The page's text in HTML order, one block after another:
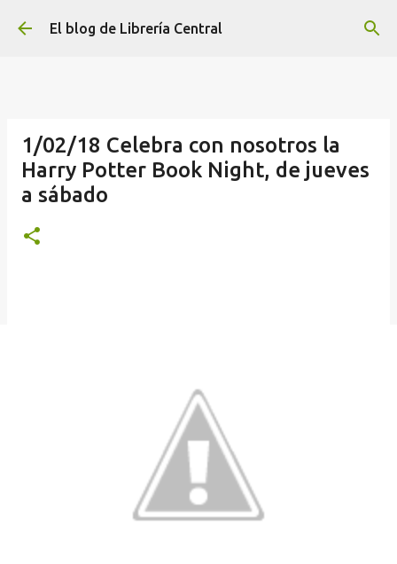
Ir al contenido principal
El blog de Librería Central
1/02/18 Celebra con nosotros la
Harry Potter Book Night, de jueves
a sábado